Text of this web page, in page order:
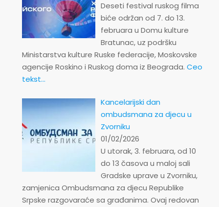
Deseti festival ruskog filma
biće održan od 7. do 13.
februara u Domu kulture
Bratunac, uz podršku
Ministarstva kulture Ruske federacije, Moskovske
agencije Roskino i Ruskog doma iz Beograda. Ceo
tekst...
Kancelarijski dan
ombudsmana za djecu u
Zvorniku
01/02/2026
U utorak, 3. februara, od 10
do 13 časova u maloj sali
Gradske uprave u Zvorniku,
zamjenica Ombudsmana za djecu Republike
Srpske razgovaraće sa građanima. Ovaj redovan